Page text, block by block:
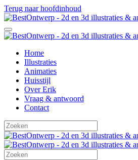
Terug naar hoofdinhoud
Home
Illustraties
Animaties
Huisstijl
Over Erik
Vraag & antwoord
Contact